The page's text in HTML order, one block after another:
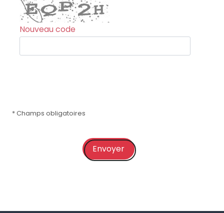
Nouveau code
* Champs obligatoires
Envoyer